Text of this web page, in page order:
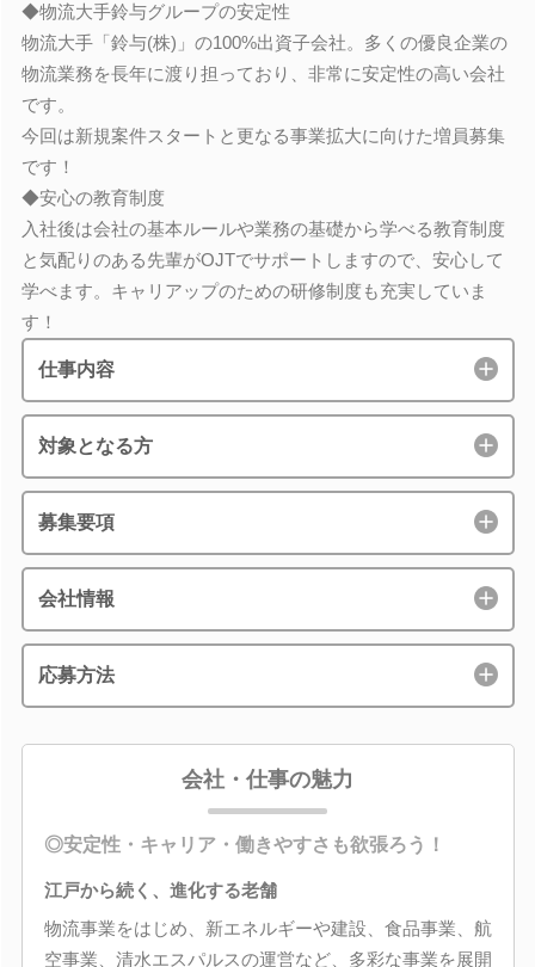
◆物流大手鈴与グループの安定性
物流大手「鈴与(株)」の100%出資子会社。多くの優良企業の
物流業務を長年に渡り担っており、非常に安定性の高い会社
です。
今回は新規案件スタートと更なる事業拡大に向けた増員募集
です！
◆安心の教育制度
入社後は会社の基本ルールや業務の基礎から学べる教育制度
と気配りのある先輩がOJTでサポートしますので、安心して
学べます。キャリアップのための研修制度も充実していま
す！
仕事内容
対象となる方
募集要項
会社情報
応募方法
会社・仕事の魅力
◎安定性・キャリア・働きやすさも欲張ろう！
江戸から続く、進化する老舗
物流事業をはじめ、新エネルギーや建設、食品事業、航
空事業、清水エスパルスの運営など、多彩な事業を展開